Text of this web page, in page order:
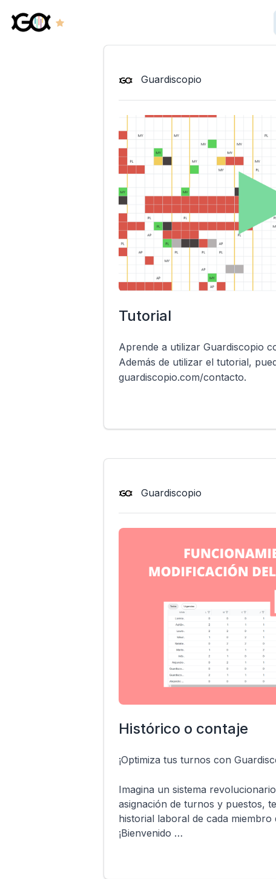
Guardiscopio
Tutorial
Aprende a utilizar Guardiscopio
Además de utilizar el tutorial,
guardiscopio.com/contacto.
Guardiscopio
Histórico o contaje
¡Optimiza tus turnos con
Imagina un sistema
asignación de turnos y puestos,
historial laboral de cada miembro
¡Bienvenido …